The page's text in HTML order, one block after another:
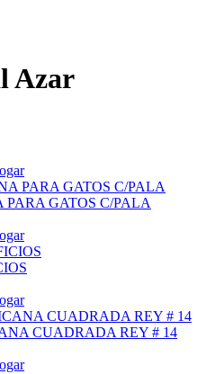
Azar
PARA GATOS C/PALA
CUADRADA REY # 14